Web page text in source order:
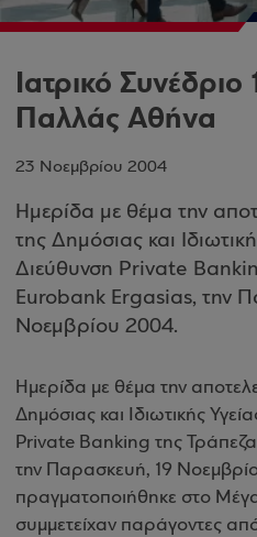
Ιατρικό
Παλλάς Αθήνα
23 Νοεμβρίου 2004
Ημερίδα με θέμα την
της Δημόσιας και
Διεύθυνση Private
Eurobank Ergasias, την
Νοεμβρίου 2004.
Ημερίδα με θέμα την
Δημόσιας και Ιδιωτικής
Private Banking της
την Παρασκευή, 19
πραγματοποιήθηκε στο
συμμετείχαν παράγοντες